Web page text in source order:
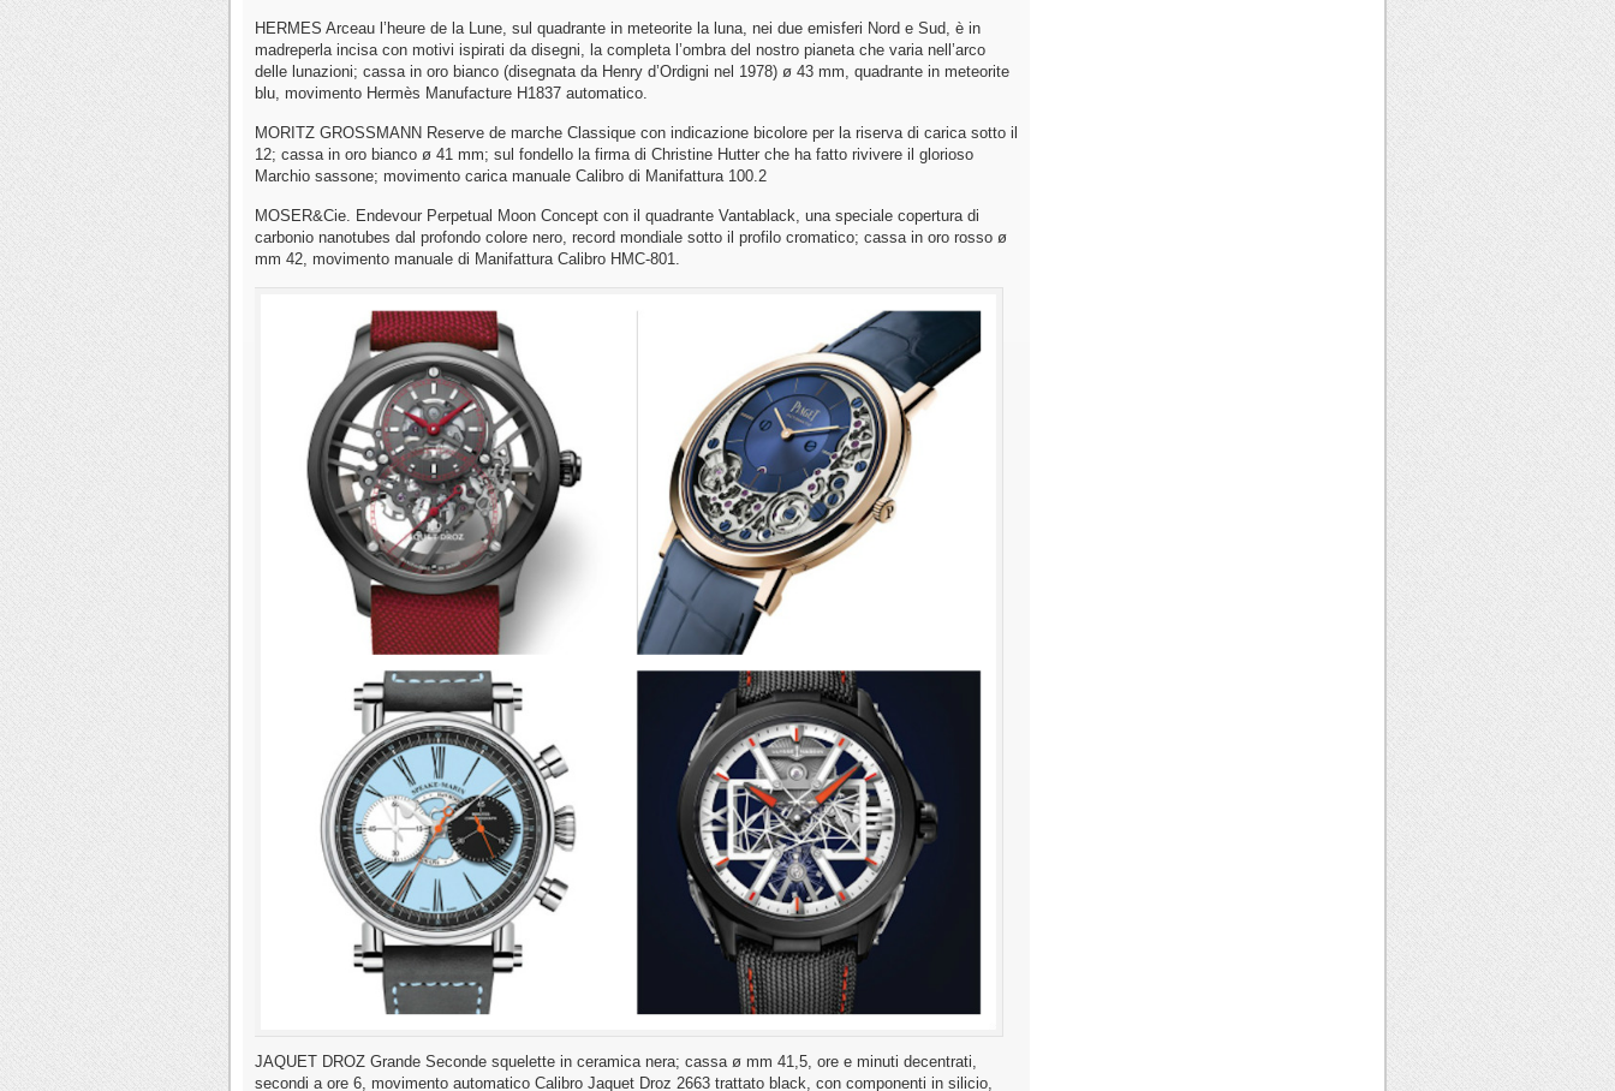
HERMES Arceau l’heure de la Lune, sul quadrante in meteorite la luna, nei due emisferi Nord e Sud, è in
madreperla incisa con motivi ispirati da disegni, la completa l’ombra del nostro pianeta che varia nell’arco
delle lunazioni; cassa in oro bianco (disegnata da Henry d’Ordigni nel 1978) ø 43 mm, quadrante in meteorite
blu, movimento Hermès Manufacture H1837 automatico.
MORITZ GROSSMANN Reserve de marche Classique con indicazione bicolore per la riserva di carica sotto il
12; cassa in oro bianco ø 41 mm; sul fondello la firma di Christine Hutter che ha fatto rivivere il glorioso
Marchio sassone; movimento carica manuale Calibro di Manifattura 100.2
MOSER&Cie. Endevour Perpetual Moon Concept con il quadrante Vantablack, una speciale copertura di
carbonio nanotubes dal profondo colore nero, record mondiale sotto il profilo cromatico; cassa in oro rosso ø
mm 42, movimento manuale di Manifattura Calibro HMC-801.
JAQUET DROZ Grande Seconde squelette in ceramica nera; cassa ø mm 41,5, ore e minuti decentrati,
secondi a ore 6, movimento automatico Calibro Jaquet Droz 2663 trattato black, con componenti in silicio,